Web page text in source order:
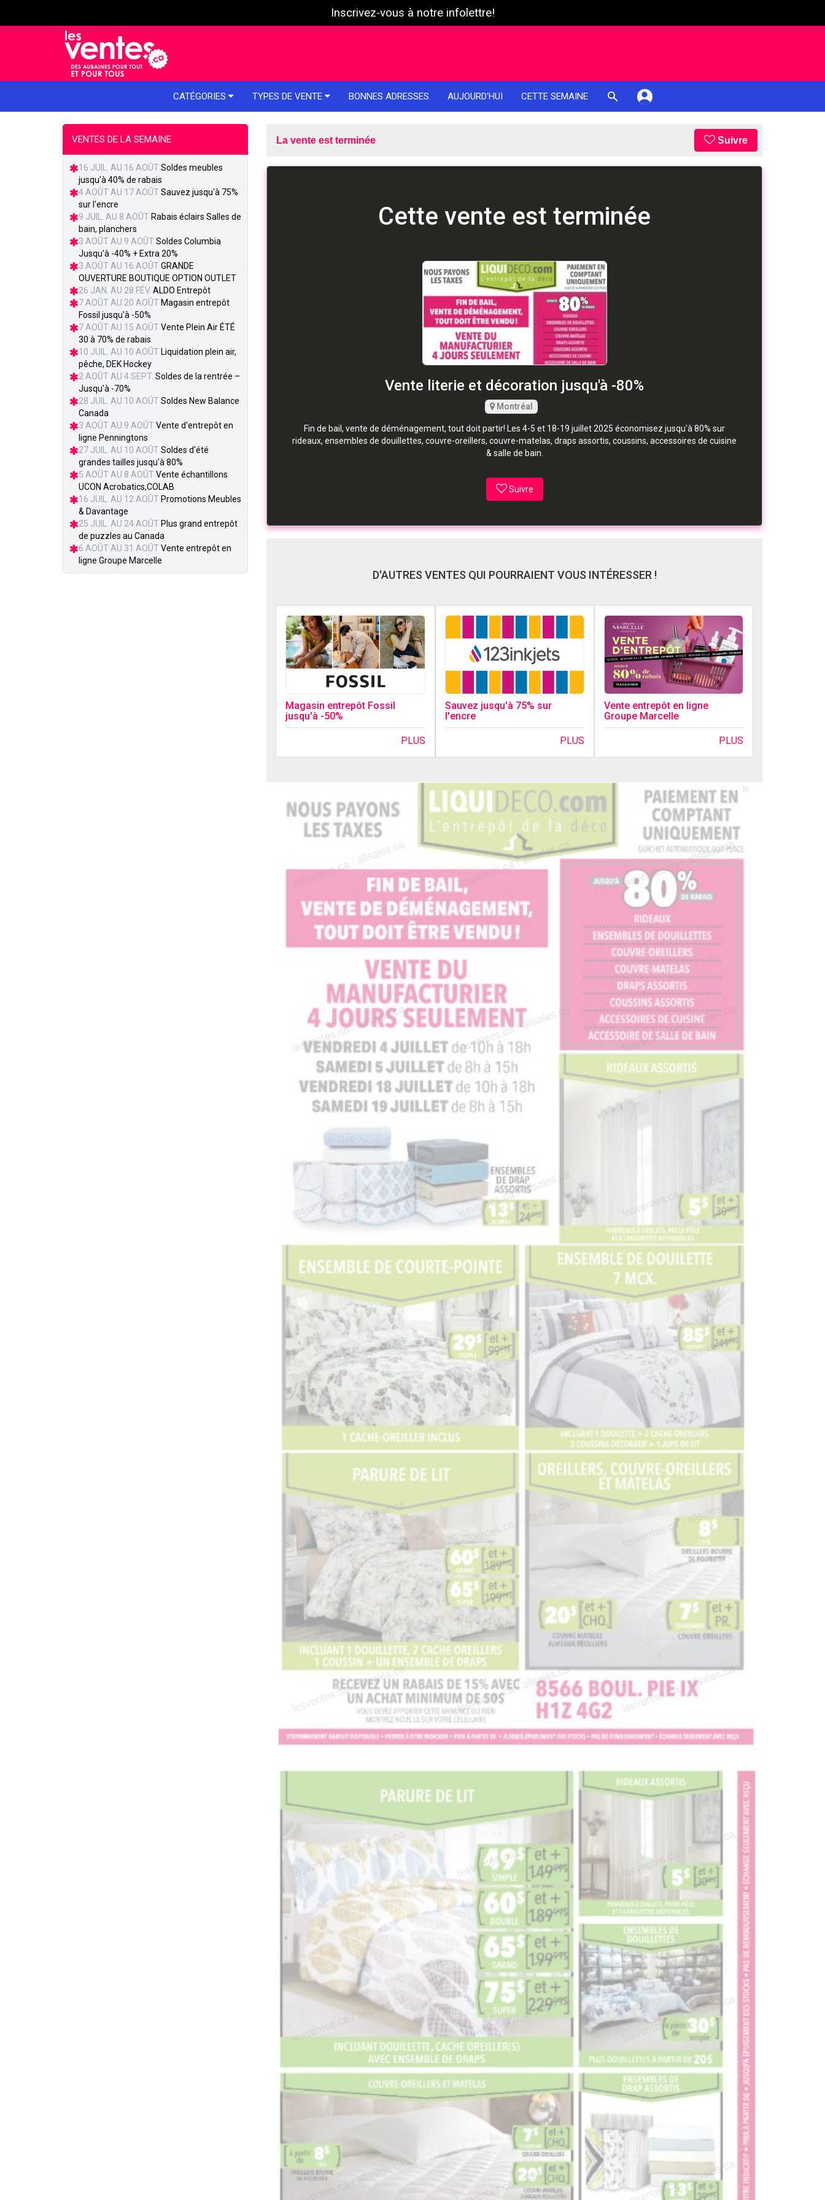
Inscrivez-vous à notre infolettre!
CATÉGORIES TYPES DE VENTE BONNES ADRESSES AUJOURD'HUI CETTE SEMAINE
La vente est terminée Suivre
Cette vente est terminée
Vente literie et décoration jusqu'à -80%
Montréal
Fin de bail, vente de déménagement, tout doit partir! Les 4-5 et 18-19 juillet 2025 économisez jusqu'à 80% sur
rideaux, ensembles de douillettes, couvre-oreillers, couvre-matelas, draps assortis, coussins, accessoires de cuisine
& salle de bain.
Suivre
D'AUTRES VENTES QUI POURRAIENT VOUS INTÉRESSER !
Magasin entrepôt Fossil
jusqu'à -50%
PLUS
Sauvez jusqu'à 75% sur
l'encre
PLUS
Vente entrepôt en ligne
Groupe Marcelle
PLUS
VENTES DE LA SEMAINE
16 JUIL. AU 16 AOÛT Soldes meubles
jusqu'à 40% de rabais
4 AOÛT AU 17 AOÛT Sauvez jusqu'à 75%
sur l'encre
9 JUIL. AU 8 AOÛT Rabais éclairs Salles de
bain, planchers
3 AOÛT AU 9 AOÛT Soldes Columbia
Jusqu'à -40% + Extra 20%
3 AOÛT AU 16 AOÛT GRANDE
OUVERTURE BOUTIQUE OPTION OUTLET
26 JAN. AU 28 FÉV. ALDO Entrepôt
7 AOÛT AU 20 AOÛT Magasin entrepôt
Fossil jusqu'à -50%
7 AOÛT AU 15 AOÛT Vente Plein Air ÉTÉ
30 à 70% de rabais
10 JUIL. AU 10 AOÛT Liquidation plein air,
pêche, DEK Hockey
2 AOÛT AU 4 SEPT. Soldes de la rentrée –
Jusqu'à -70%
28 JUIL. AU 10 AOÛT Soldes New Balance
Canada
3 AOÛT AU 9 AOÛT Vente d'entrepôt en
ligne Penningtons
27 JUIL. AU 10 AOÛT Soldes d'été
grandes tailles jusqu'à 80%
5 AOÛT AU 8 AOÛT Vente échantillons
UCON Acrobatics,COLAB
16 JUIL. AU 12 AOÛT Promotions Meubles
& Davantage
25 JUIL. AU 24 AOÛT Plus grand entrepôt
de puzzles au Canada
6 AOÛT AU 31 AOÛT Vente entrepôt en
ligne Groupe Marcelle